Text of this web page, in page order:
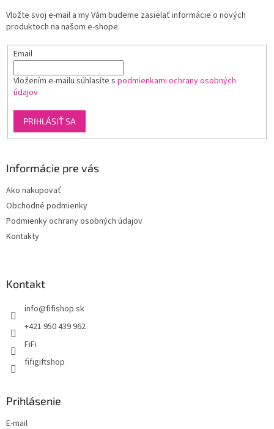
r
v
y
p
Vložte svoj e-mail a my Vám budeme zasielať informácie o nových
produktoch na našom e-shope.
Email
Vložením e-mailu súhlasíte s podmienkami ochrany osobných
údajov
PRIHLÁSIŤ SA
Informácie pre vás
Ako nakupovať
Obchodné podmienky
Podmienky ochrany osobných údajov
Kontakty
Kontakt
info@fifishop.sk
+421 950 439 962
FiFi
fifigiftshop
Prihlásenie
E-mail